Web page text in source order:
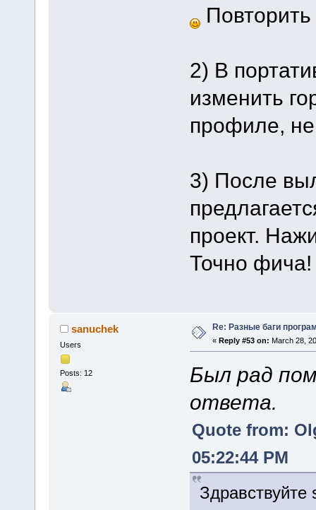
2) В
изменить
профиле,
3) После
проект.
Точно фича!
sanuchek
Users
Posts: 12
Re: Разные баги
« Reply #53 on: March 28,
Был рад
ответа.
Quote from:
05:22:44 PM
Здравствуйте